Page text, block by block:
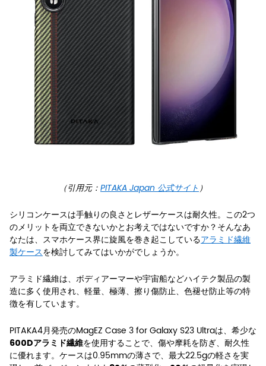
（引用元： PITAKA Japan 公式サイト ）
シリコンケースは手触りの良さとレザーケースは耐久性。この2つ
のメリットを両立できないかとお考えではないですか？そんなあ
なたは、スマホケース界に旋風を巻き起こしているアラミド繊維
製ケースを検討してみてはいかがでしょうか。
アラミド繊維は、ボディアーマーや宇宙船などハイテク製品の製
造に多く使用され、軽量、極薄、擦り傷防止、色褪せ防止等の特
徴を有しています。
PITAKA4月発売のMagEZ Case 3 for Galaxy S23 Ultraは、希少な
600Dアラミド繊維を使用することで、傷や摩耗を防ぎ、耐久性
に優れます。 ケースは0.95mmの薄さで、最大22.5gの軽さを実